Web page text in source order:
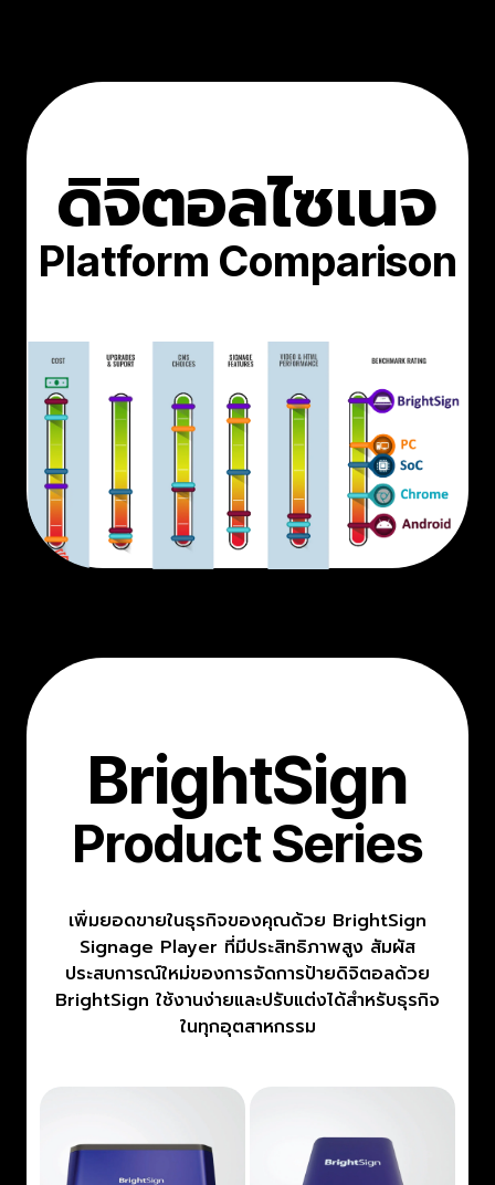
ดิจิตอลไซเนจ
Platform Comparison
BrightSign
Product Series
เพิ่มยอดขายในธุรกิจของคุณด้วย BrightSign
Signage Player ที่มีประสิทธิภาพสูง สัมผัส
ประสบการณ์ใหม่ของการจัดการป้ายดิจิตอลด้วย
BrightSign ใช้งานง่ายและปรับแต่งได้สำหรับธุรกิจ
ในทุกอุตสาหกรรม